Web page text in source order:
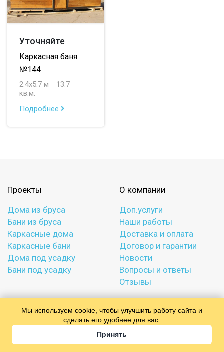
Уточняйте
Каркасная баня
№144
2.4х5.7 м
13.7
кв.м.
Подробнее
Проекты
Дома из бруса
Бани из бруса
Каркасные дома
Каркасные бани
Дома под усадку
Бани под усадку
О компании
Доп.услуги
Наши работы
Доставка и оплата
Договор и гарантии
Новости
Вопросы и ответы
Отзывы
8 (906) 200-57-99
Мы используем cookie, чтобы улучшить работу сайта и
сделать его удобнее для вас.
Принять